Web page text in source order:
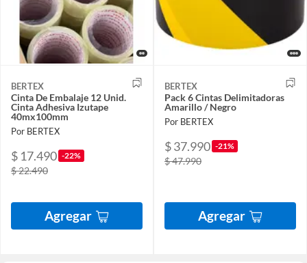
BERTEX
Cinta De Embalaje 12 Unid.
Cinta Adhesiva Izutape
40mx100mm
Por BERTEX
$ 17.490 -22%
$ 22.490
Agregar
BERTEX
Pack 6 Cintas Delimitadoras
Amarillo / Negro
Por BERTEX
$ 37.990 -21%
$ 47.990
Agregar